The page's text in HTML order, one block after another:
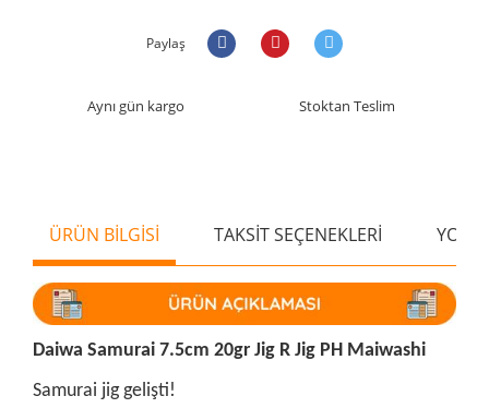
Paylaş
Aynı gün kargo Stoktan Teslim
ÜRÜN BİLGİSİ TAKSİT SEÇENEKLERİ
Daiwa Samurai 7.5cm 20gr Jig R Jig PH Maiwashi
Samurai jig gelişti!